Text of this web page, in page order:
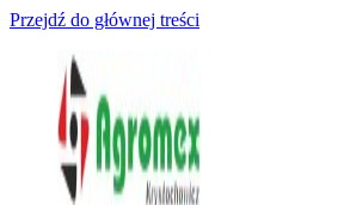
Przejdź do głównej treści